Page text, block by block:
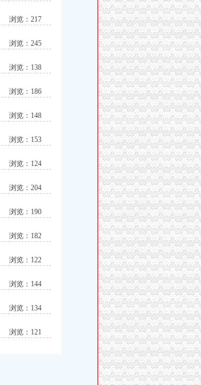
浏览：217
浏览：245
浏览：138
浏览：186
浏览：148
浏览：153
浏览：124
浏览：204
浏览：190
浏览：182
浏览：122
浏览：144
浏览：134
浏览：121